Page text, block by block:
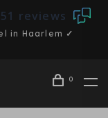
reviews
in Haarlem ✓
0